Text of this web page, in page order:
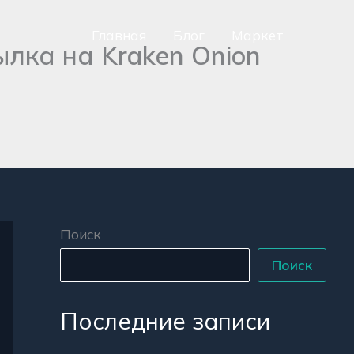
на Kraken Onion
Поиск
Поиск
Последние записи